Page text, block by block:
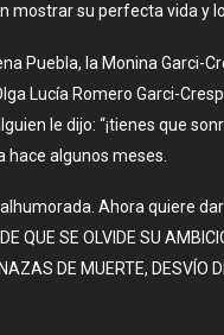
mostrar su perfecta vida y
Puebla, la Monina Garci-
Lucía Romero Garci-
le dijo: “¡tienes que
algunos meses.
Ahora quiere
SE OLVIDE SU
DE MUERTE,